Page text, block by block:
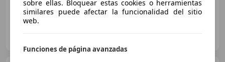
sobre ellas. Bloquear estas cookies o herramientas
similares puede afectar la funcionalidad del sitio
web.
Funciones de página avanzadas